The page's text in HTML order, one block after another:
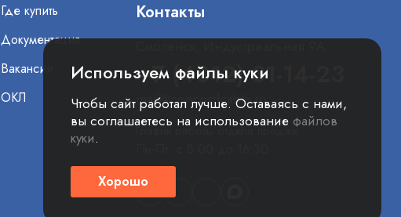
Где купить
Документация
Вакансии
ОКЛ
Контакты
+7 (4812) 31-14-23
mail@concordcable.ru
График работы отдела продаж
Используем файлы куки
Чтобы сайт работал лучше. Оставаясь с нами,
вы соглашаетесь на использование файлов
куки.
Хорошо